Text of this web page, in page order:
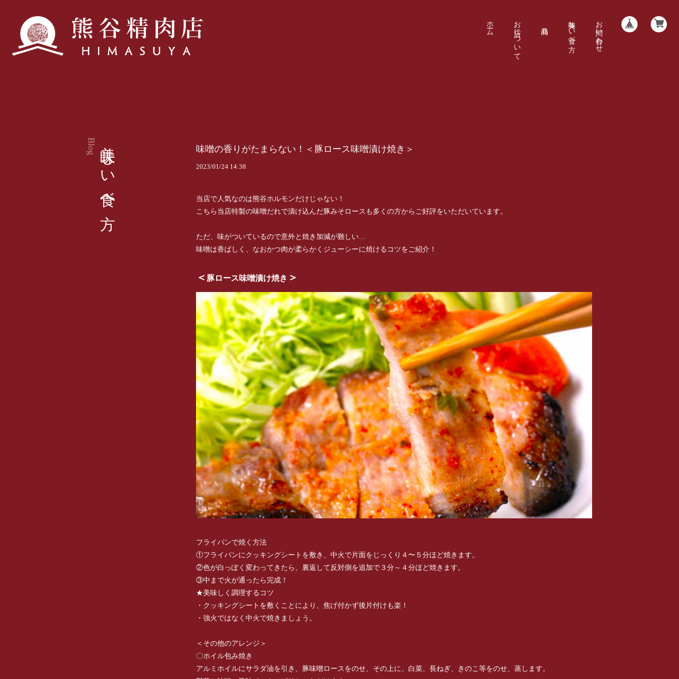
ホーム お店について 美味しい食べ方 お問い合わせ
美味しい食べ方
Blog 味噌の香りがたまらない！＜豚ロース味噌漬け焼き＞
2023/01/24 14:38
当店で人気なのは熊谷ホルモンだけじゃない！
こちら当店特製の味噌だれで漬け込んだ豚みそロースも多くの方からご好評をいただいています。
ただ、味がついているので意外と焼き加減が難しい…
味噌は香ばしく、なおかつ肉が柔らかくジューシーに焼けるコツをご紹介！
＜ 豚ロース味噌漬け焼き ＞
フライパンで焼く方法
①フライパンにクッキングシートを敷き、中火で片面をじっくり４〜５分ほど焼きます。
②色が白っぽく変わってきたら、裏返して反対側を追加で３分～４分ほど焼きます。
③中まで火が通ったら完成！
★美味しく調理するコツ
・クッキングシートを敷くことにより、焦げ付かず後片付けも楽！
・強火ではなく中火で焼きましょう。
＜その他のアレンジ＞
〇ホイル包み焼き
アルミホイルにサラダ油を引き、豚味噌ロースをのせ、その上に、白菜、長ねぎ、きのこ等をのせ、蒸します。